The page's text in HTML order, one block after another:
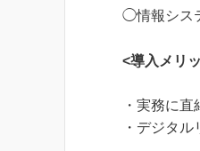
◯情報シス
<導入メリ
・実務に
・デジタ